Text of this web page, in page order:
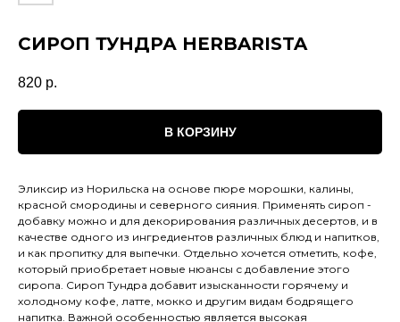
СИРОП ТУНДРА HERBARISTA
820 р.
В КОРЗИНУ
Эликсир из Норильска на основе пюре морошки, калины,
красной смородины и северного сияния. Применять сироп -
добавку можно и для декорирования различных десертов, и в
качестве одного из ингредиентов различных блюд и напитков,
и как пропитку для выпечки. Отдельно хочется отметить, кофе,
который приобретает новые нюансы с добавление этого
сиропа. Сироп Тундра добавит изысканности горячему и
холодному кофе, латте, мокко и другим видам бодрящего
напитка. Важной особенностью является высокая